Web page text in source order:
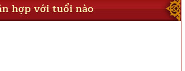
hợp với tuổi nào